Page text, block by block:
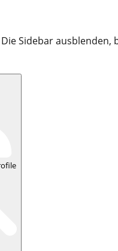
Die Sidebar ausblenden,